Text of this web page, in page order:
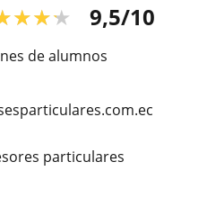
9,5/10
de alumnos
particulares